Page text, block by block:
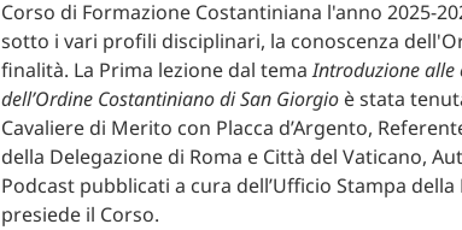
Corso di Formazione Costantiniana l'anno 2025-
sotto i vari profili disciplinari, la conoscenza
finalità. La Prima lezione dal temaIntroduzione
dell’Ordine Costantiniano di San Giorgioè stata
Cavaliere di Merito con Placca d’Argento,
della Delegazione di Roma e Città del Vaticano,
Podcast pubblicati a cura dell’Ufficio Stampa della
presiede il Corso.